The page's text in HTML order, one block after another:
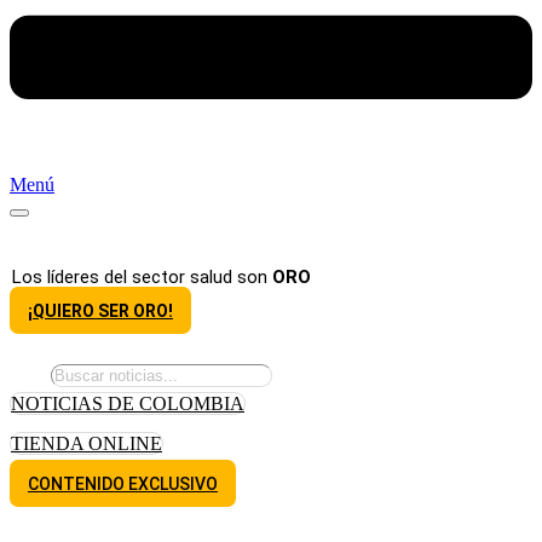
Menú
Los líderes del sector salud son ORO
¡QUIERO SER ORO!
NOTICIAS DE COLOMBIA
TIENDA ONLINE
CONTENIDO EXCLUSIVO